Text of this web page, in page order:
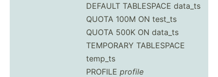
DEFAULT TABLESPACE data_ts
QUOTA 100M ON test_ts
QUOTA 500K ON data_ts
TEMPORARY TABLESPACE
temp_ts
PROFILE profile